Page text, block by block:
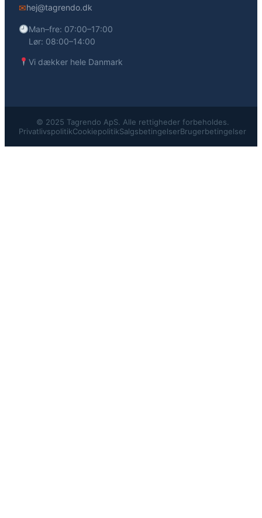
✉hej@tagrendo.dk
Man–fre: 07:00–17:00
Lør: 08:00–14:00
Vi dækker hele Danmark
© 2025 Tagrendo ApS. Alle rettigheder forbeholdes.
PrivatlivspolitikCookiepolitikSalgsbetingelserBrugerbetingelser